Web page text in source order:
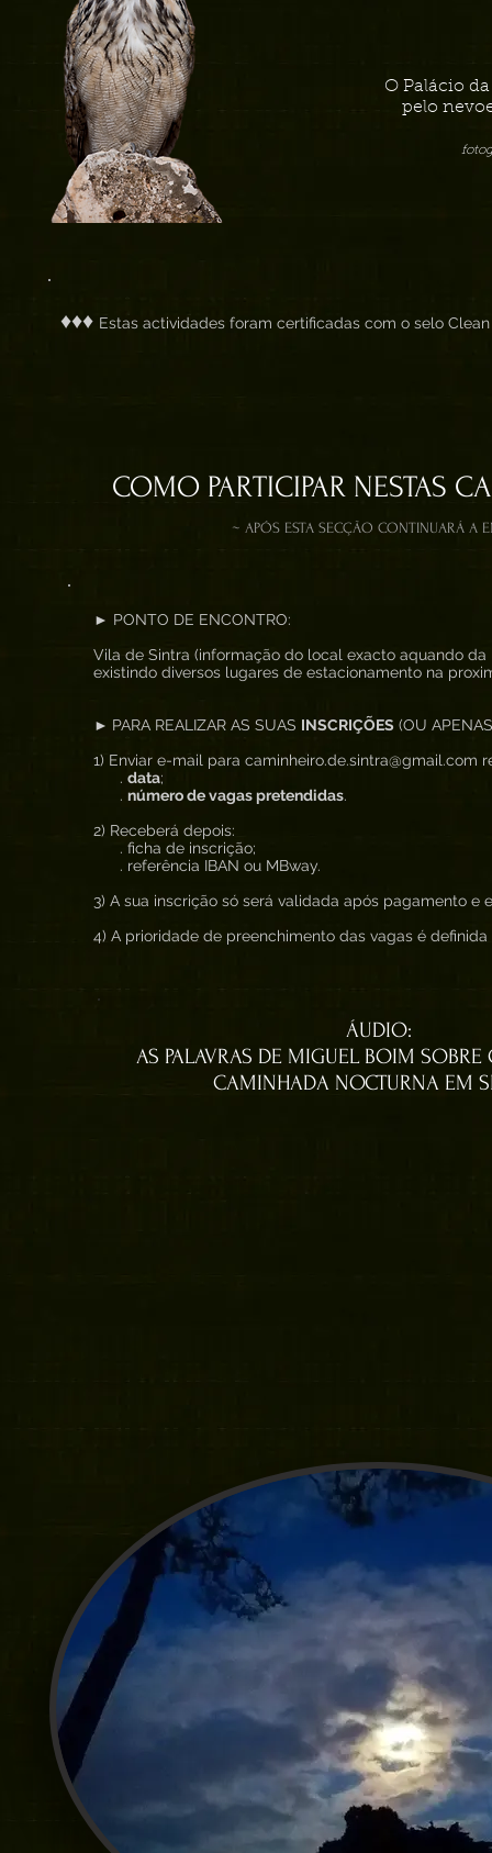
O Palácio
pelo
♦♦♦ Estas actividades foram certificadas com o selo
COMO PARTICIPAR NESTAS
~ APÓS ESTA SECÇÃO CONTINUARÁ A
► PONTO DE ENCONTRO:
Vila de Sintra (informação do local exacto aquando
existindo diversos lugares de estacionamento na
► PARA REALIZAR AS SUAS INSCRIÇÕES (OU
1) Enviar e-mail para caminheiro.de.sintra@gmail.com
. data;
. número de vagas pretendidas.
2) Receberá depois:
. ficha de inscrição;
. referência IBAN ou MBway.
3) A sua inscrição só será validada após pagamento
4) A prioridade de preenchimento das vagas é
ÁUDIO:
AS PALAVRAS DE MIGUEL BOIM SOBRE
CAMINHADA NOCTURNA EM